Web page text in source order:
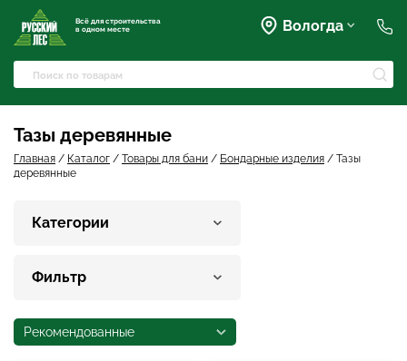
Всё для строительства
в одном месте
Вологда
+7 (921) 238-17-99
+7 (911) 501-72-50
Тазы деревянные
Главная / Каталог / Товары для бани / Бондарные изделия / Тазы
деревянные
Категории
Фильтр
Рекомендованные